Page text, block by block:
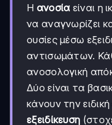
Η ανοσία είναι η
να αναγνωρίζει
ουσίες μέσω
αντισωμάτων.
ανοσολογική
Δύο είναι τα
κάνουν την
εξειδίκευση